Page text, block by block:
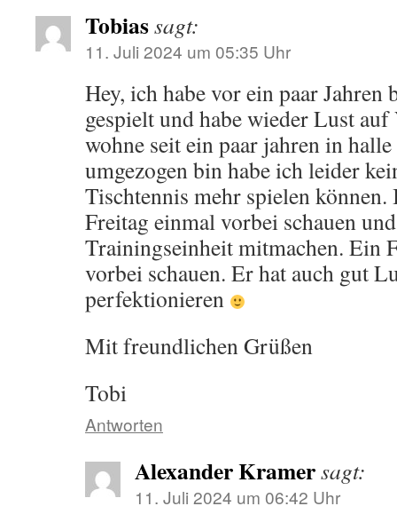
Tobiassagt:
11. Juli 2024 um 05:35 Uhr
Hey, ich habe vor ein paar Jahren
gespielt und habe wieder Lust
wohne seit ein paar jahren in
umgezogen bin habe ich leider
Tischtennis mehr spielen
Freitag einmal vorbei schauen
Trainingseinheit mitmachen. Ein
vorbei schauen. Er hat auch gut
perfektionieren
Mit freundlichen Grüßen
Tobi
Antworten
Alexander Kramersagt:
11. Juli 2024 um 06:42 Uhr